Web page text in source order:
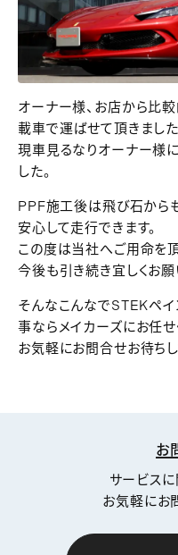
オーナー様、お店から比
載車で運ばせて頂きました
現車見るなりオーナー様
した。
PPF施工後は飛び石から
安心して走行できます。
この度は当社へご用命を
今後も引き続き宜しくお願
そんなこんなでSTEKペイ
事ならメイカーズにお任せ
お気軽にお問合せお待ちし
お
サービスに
お気軽にお